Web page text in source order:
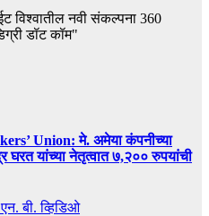
विश्वातील नवी संकल्पना 360
डॉट कॉम"
Union: मे. अमेया कंपनीच्या
घरत यांच्या नेतृत्वात ७,२०० रुपयांची
बी. व्हिडिओ